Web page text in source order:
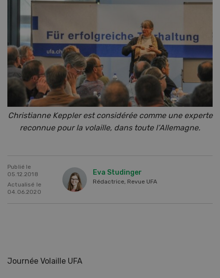
Christianne Keppler est considérée comme une experte
reconnue pour la volaille, dans toute l’Allemagne.
Publié le
05.12.2018
Actualisé le
04.06.2020
Eva Studinger
Rédactrice, Revue UFA
Journée Volaille UFA